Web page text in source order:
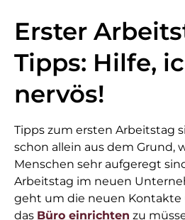
Erster
Tipps: Hilfe,
nervös!
Tipps zum ersten Arbeitstag
schon allein aus dem Grund,
Menschen sehr aufgeregt
Arbeitstag im neuen
geht um die neuen Kontakte
das Büro einrichten zu